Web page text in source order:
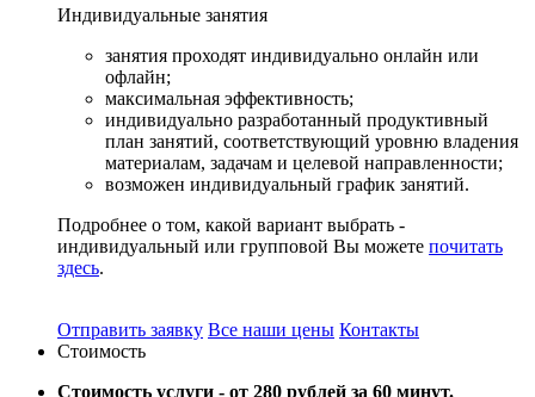
Индивидуальные занятия
занятия проходят индивидуально онлайн или
офлайн;
максимальная эффективность;
индивидуально разработанный продуктивный
план занятий, соответствующий уровню владения
материалам, задачам и целевой направленности;
возможен индивидуальный график занятий.
Подробнее о том, какой вариант выбрать -
индивидуальный или групповой Вы можете почитать
здесь.
Отправить заявку Все наши цены Контакты
Стоимость
Стоимость услуги - от 280 рублей за 60 минут.